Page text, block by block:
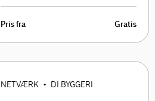
Pris fra Gratis
NETVÆRK • DI BYGGERI